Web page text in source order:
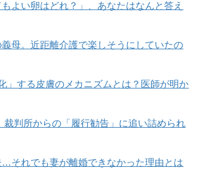
よい卵はどれ？」、あなたはなんと答え
母。近距離介護で楽しそうにしていたの
」する皮膚のメカニズムとは？医師が明か
判所からの「履行勧告」に追い詰められ
それでも妻が離婚できなかった理由とは